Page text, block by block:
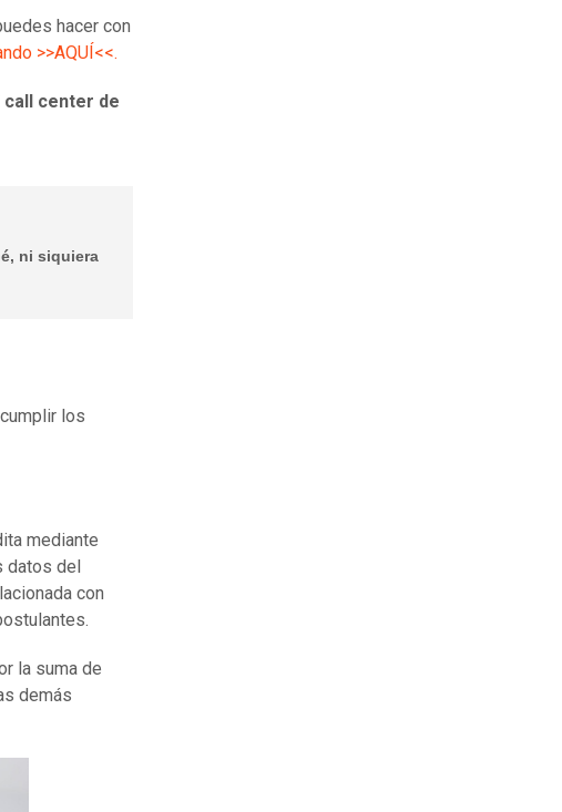
hacer con
>>AQUÍ<<.
call center de
ni siquiera
los
mediante
datos del
con
la suma de
demás